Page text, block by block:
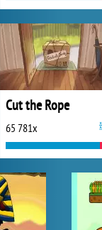
Cut the Rope
65 781x